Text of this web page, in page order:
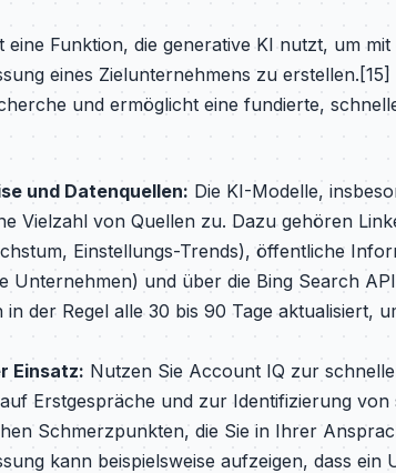
eine Funktion, die generative KI nutzt, um
eines Zielunternehmens zu
und ermöglicht eine fundierte,
und Datenquellen: Die KI-Modelle,
Vielzahl von Quellen zu. Dazu gehören
Einstellungs-Trends), öffentliche
Unternehmen) und über die Bing Search
in der Regel alle 30 bis 90 Tage aktualisiert,
Einsatz: Nutzen Sie Account IQ zur
Erstgespräche und zur Identifizierung
Schmerzpunkten, die Sie in Ihrer
kann beispielsweise aufzeigen, dass